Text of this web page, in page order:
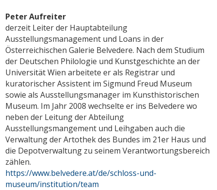
Peter Aufreiter
derzeit Leiter der Hauptabteilung
Ausstellungsmanagement und Loans in der
Österreichischen Galerie Belvedere. Nach dem Studium
der Deutschen Philologie und Kunstgeschichte an der
Universität Wien arbeitete er als Registrar und
kuratorischer Assistent im Sigmund Freud Museum
sowie als Ausstellungsmanager im Kunsthistorischen
Museum. Im Jahr 2008 wechselte er ins Belvedere wo
neben der Leitung der Abteilung
Ausstellungsmangement und Leihgaben auch die
Verwaltung der Artothek des Bundes im 21er Haus und
die Depotverwaltung zu seinem Verantwortungsbereich
zählen.
https://www.belvedere.at/de/schloss-und-
museum/institution/team